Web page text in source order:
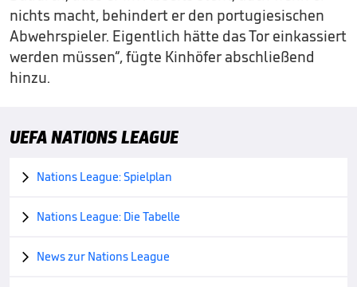
nichts macht, behindert er den portugiesischen
Abwehrspieler. Eigentlich hätte das Tor einkassiert
werden müssen“, fügte Kinhöfer abschließend
hinzu.
UEFA NATIONS LEAGUE
 Nations League: Spielplan
 Nations League: Die Tabelle
 News zur Nations League